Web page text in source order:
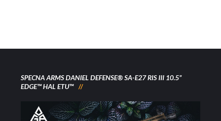
SPECNA ARMS DANIEL DEFENSE® SA-E27 RIS III 10.5”
EDGE™ HAL ETU™